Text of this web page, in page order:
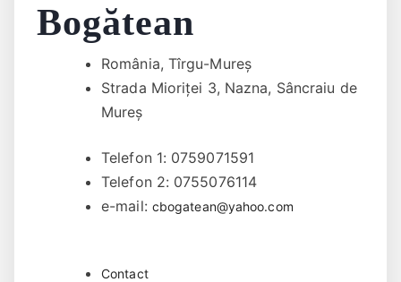
Bogătean
România, Tîrgu-Mureș
Strada Mioriței 3, Nazna, Sâncraiu de
Mureș
Telefon 1: 0759071591
Telefon 2: 0755076114
e-mail: cbogatean@yahoo.com
Contact